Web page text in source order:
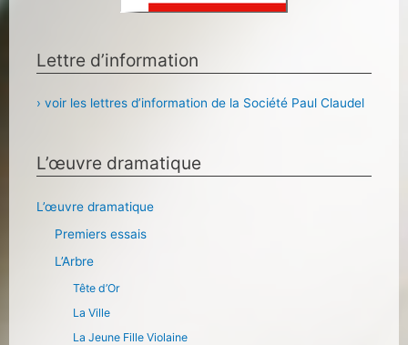
Lettre d’information
› voir les lettres d’information de la Société Paul Claudel
L’œuvre dramatique
L’œuvre dramatique
Premiers essais
L’Arbre
Tête d’Or
La Ville
La Jeune Fille Violaine